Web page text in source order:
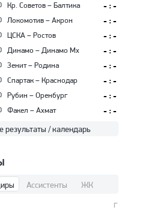
Кр. Советов – Балтика - : -
Локомотив – Акрон - : -
ЦСКА – Ростов - : -
Динамо – Динамо Мх - : -
Зенит – Родина - : -
Спартак – Краснодар - : -
Рубин – Оренбург - : -
Факел – Ахмат
- : -
результаты / календарь
Ассистенты ЖК
Г